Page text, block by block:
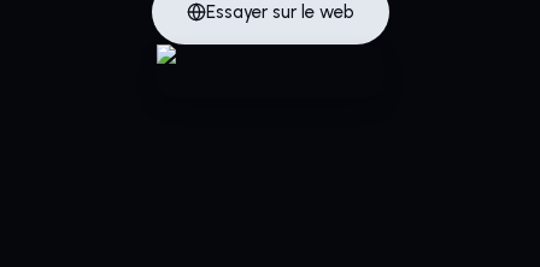
Essayer sur le web